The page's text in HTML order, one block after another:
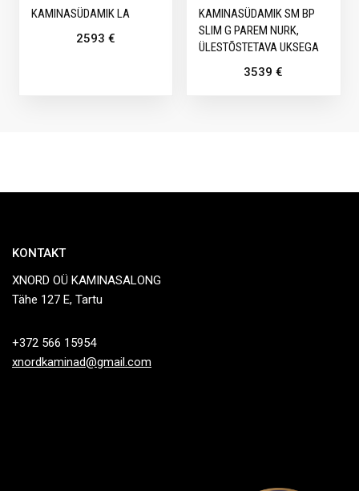
KAMINASÜDAMIK LA
2593 €
KAMINASÜDAMIK SM BP
SLIM G PAREM NURK,
ÜLESTÕSTETAVA UKSEGA
3539€
KONTAKT
XNORD OÜ KAMINASALONG
Tähe 127 E, Tartu
+372 566 15954
xnordkaminad@gmail.com